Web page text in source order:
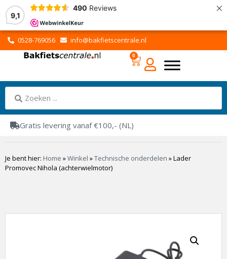
9,1
490 Reviews ×
0528-769056 info@bakfietscentrale.nl
0
Gratis levering vanaf €100,- (NL)
Je bent hier: Home »Winkel »Technische onderdelen »Lader
Promovec Nihola (achterwielmotor)